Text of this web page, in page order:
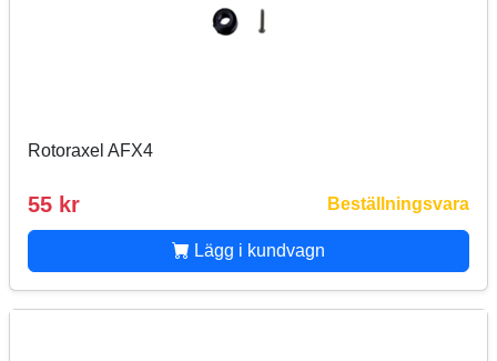
Rotoraxel AFX4
55 kr Beställningsvara
Lägg i kundvagn